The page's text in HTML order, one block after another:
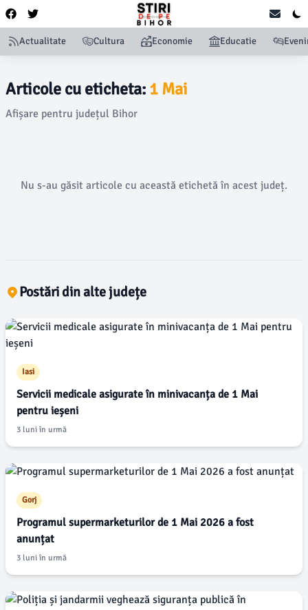
Actualitate Cultura Economie Educatie
Articole cu eticheta: 1 Mai
Afișare pentru județul Bihor
Nu s-au găsit articole cu această etichetă în acest județ.
Postări din alte județe
Iasi
Servicii medicale asigurate în minivacanța de 1 Mai
pentru ieșeni
3 luni în urmă
Gorj
Programul supermarketurilor de 1 Mai 2026 a fost
anunțat
3 luni în urmă